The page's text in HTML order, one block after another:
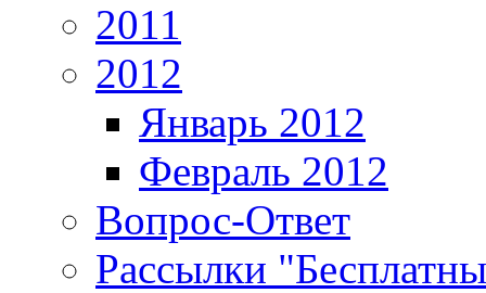
2011
2012
Январь 2012
Февраль 2012
Вопрос-Ответ
Рассылки